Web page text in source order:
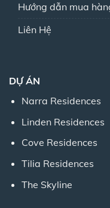
Hướng dẫn mua
Liên Hệ
DỰ ÁN
Narra Residences
Linden Residences
Cove Residences
Tilia Residences
The Skyline